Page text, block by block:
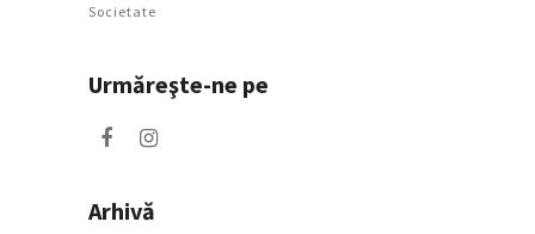
Societate
Urmăreşte-ne pe
Arhivă